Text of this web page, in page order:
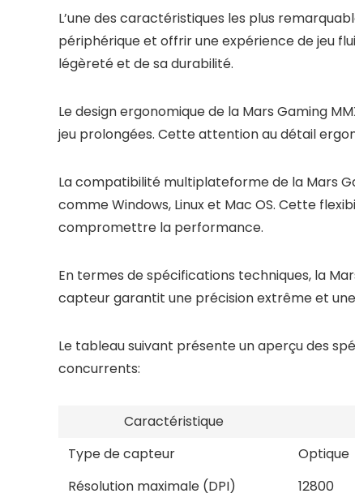
L’une des caractéristiques les plus
périphérique et offrir une expérience de jeu
légèreté et de sa durabilité.
Le design ergonomique de la Mars Gaming
jeu prolongées. Cette attention au détail
La compatibilité multiplateforme de la Mars
comme Windows, Linux et Mac OS. Cette
compromettre la performance.
En termes de spécifications techniques, la
capteur garantit une précision extrême et
Le tableau suivant présente un aperçu des
concurrents:
Caractéristique
Type de capteur
Optique
Résolution maximale (DPI)
12800